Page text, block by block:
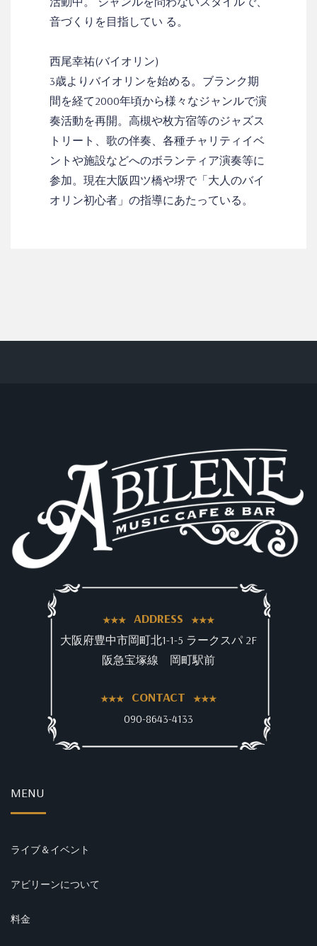
音づくりを目指してい る。
西尾幸祐(バイオリン)
3歳よりバイオリンを始める。ブランク期
間を経て2000年頃から様々なジャンルで演
奏活動を再開。高槻や枚方宿等のジャズス
トリート、歌の伴奏、各種チャリティイベ
ントや施設などへのボランティア演奏等に
参加。現在大阪四ツ橋や堺で「大人のバイ
オリン初心者」の指導にあたっている。
ADDRESS
大阪府豊中市岡町北1-1-5 ラークスパ 2F
阪急宝塚線 岡町駅前
CONTACT
090-8643-4133
MENU
ライブ＆イベント
アビリーンについて
料金